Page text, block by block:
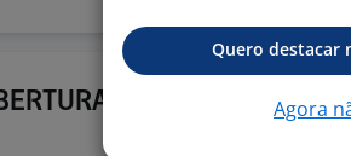
DE
Quero destacar
Agora